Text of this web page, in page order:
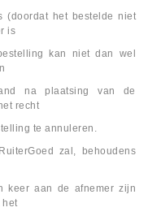
(doordat het bestelde niet
is
kan niet dan wel
na plaatsing van de
recht
te annuleren.
zal, behoudens
keer aan de afnemer zijn
het